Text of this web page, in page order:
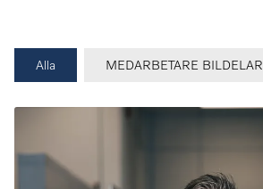
Alla MEDARBETARE BILDELAR